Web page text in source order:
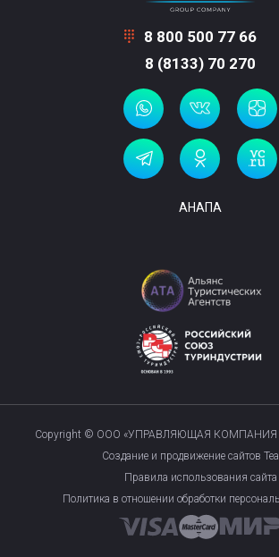
8 800 500 77 66
8 (8133) 70 270
АНАПА
Copyright © ООО «УПРАВЛЯЮЩАЯ КОМПАНИЯ
Создание и продвижение сайтов
Правила использования сайта
Политика в отношении обработки